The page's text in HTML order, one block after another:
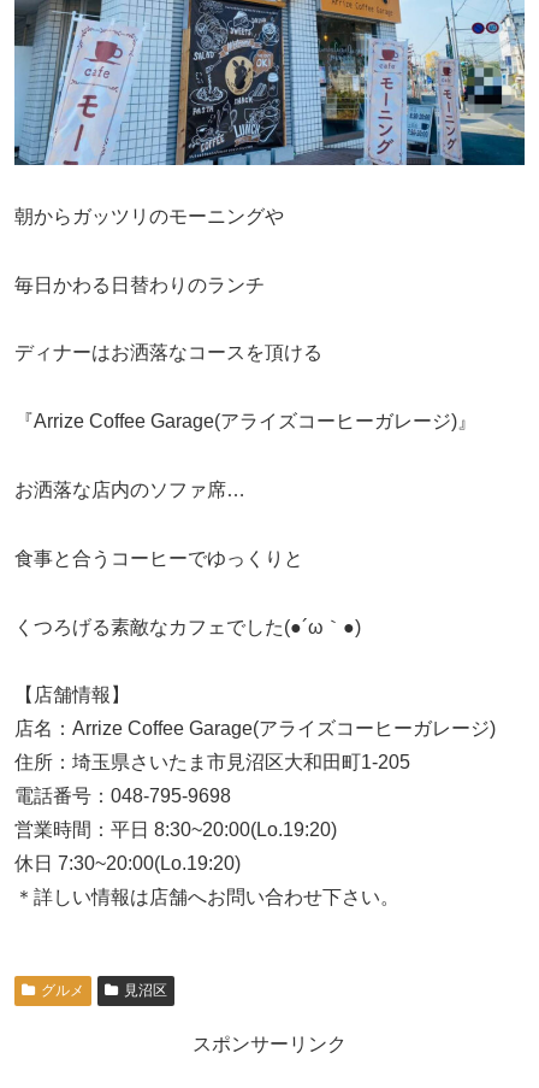
朝からガッツリのモーニングや
毎日かわる日替わりのランチ
ディナーはお洒落なコースを頂ける
『Arrize Coffee Garage(アライズコーヒーガレージ)』
お洒落な店内のソファ席…
食事と合うコーヒーでゆっくりと
くつろげる素敵なカフェでした(●´ω｀●)
【店舗情報】
店名：Arrize Coffee Garage(アライズコーヒーガレージ)
住所：埼玉県さいたま市見沼区大和田町1-205
電話番号：048-795-9698
営業時間：平日 8:30~20:00(Lo.19:20)
休日 7:30~20:00(Lo.19:20)
＊詳しい情報は店舗へお問い合わせ下さい。
グルメ 見沼区
スポンサーリンク